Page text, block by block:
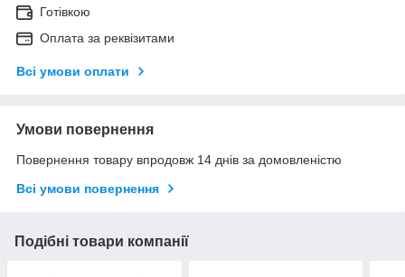
Готівкою
Оплата за реквізитами
Всі умови оплати
Умови повернення
Повернення товару впродовж 14 днів за домовленістю
Всі умови повернення
Подібні товари компанії